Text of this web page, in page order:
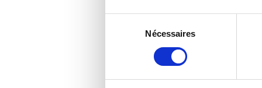
consentement
Nécessaires